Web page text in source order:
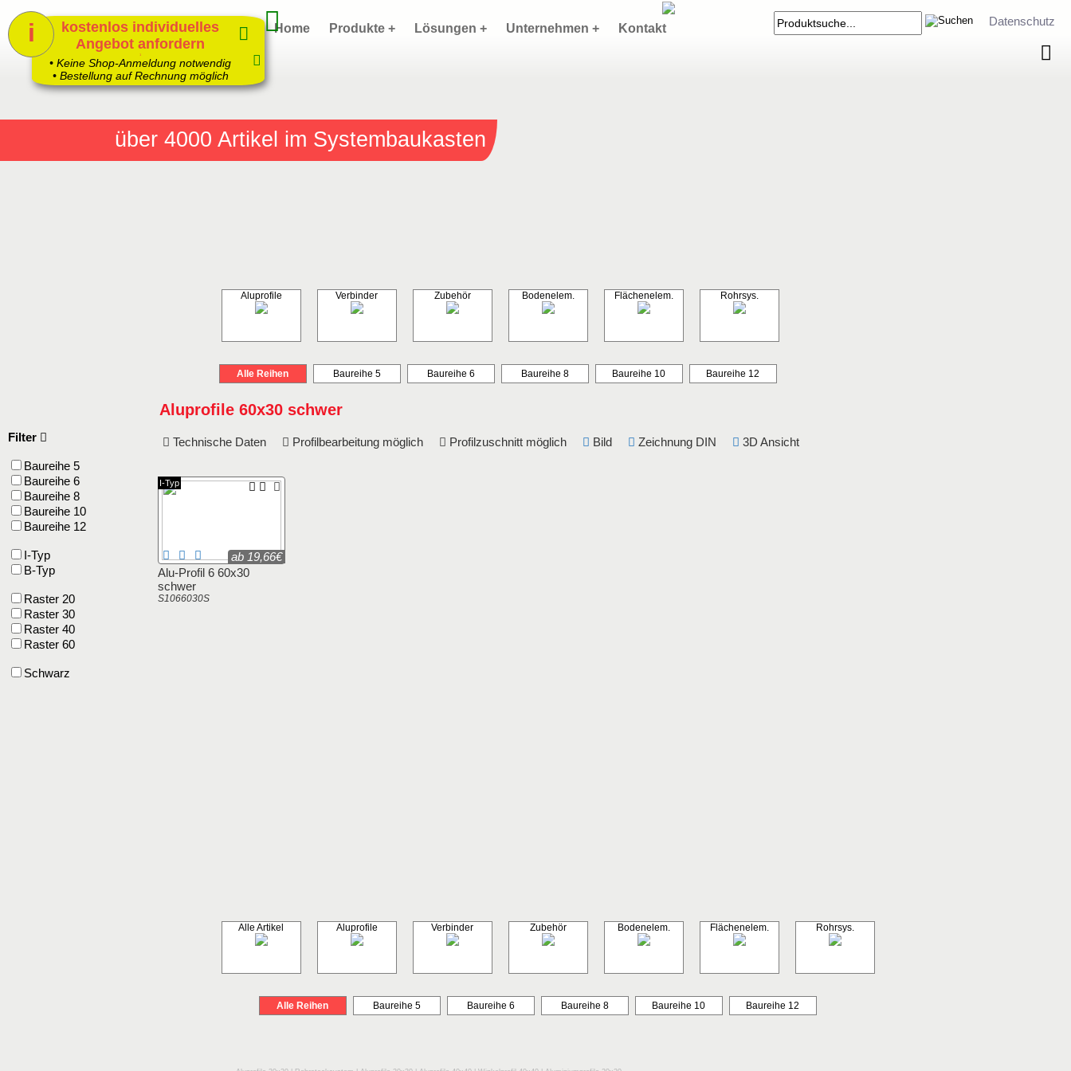
über 4000 Artikel im Systembaukasten
Datenschutz
Home Produkte + Lösungen + Unternehmen + Kontakt
Aluprofile Verbinder Zubehör Bodenelem. Flächenelem. Rohrsys.
Alle Reihen Baureihe 5 Baureihe 6 Baureihe 8 Baureihe 10 Baureihe 12
Aluprofile 60x30 schwer
Technische Daten Profilbearbeitung möglich Profilzuschnitt möglich Bild Zeichnung DIN 3D Ansicht
Alu-Profil 6 60x30
schwer
S1066030S
ab 19,66€
I-Typ
Filter
Baureihe 5
Baureihe 6
Baureihe 8
Baureihe 10
Baureihe 12
I-Typ
B-Typ
Raster 20
Raster 30
Raster 40
Raster 60
Schwarz
Alle Artikel Aluprofile Verbinder Zubehör Bodenelem. Flächenelem. Rohrsys.
Alle Reihen Baureihe 5 Baureihe 6 Baureihe 8 Baureihe 10 Baureihe 12
kostenlos individuelles
Angebot anfordern
1
• Keine Shop-Anmeldung notwendig
• Bestellung auf Rechnung möglich
i